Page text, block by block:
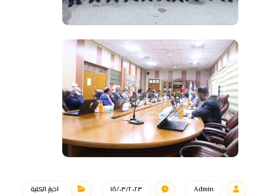
Admin ١٨/٠٣/٢٠٢٣ اخبار الكلية